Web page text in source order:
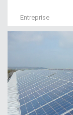
Entreprise